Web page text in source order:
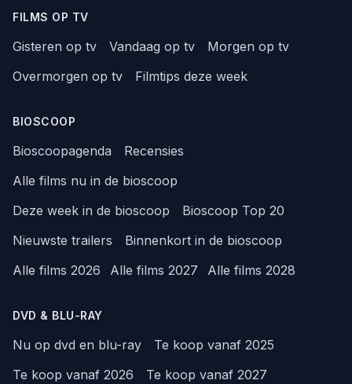
FILMS OP TV
Gisteren op tv Vandaag op tv
Morgen op tv
Overmorgen op tv
Filmtips deze week
BIOSCOOP
Bioscoopagenda
Recensies
Alle films nu in de bioscoop
Deze week in de bioscoop
Bioscoop Top 20
Nieuwste trailers
Binnenkort in de bioscoop
Alle films 2026
Alle films 2027 Alle films 2028
DVD & BLU-RAY
Nu op dvd en blu-ray
Te koop vanaf 2025
Te koop vanaf 2026
Te koop vanaf 2027